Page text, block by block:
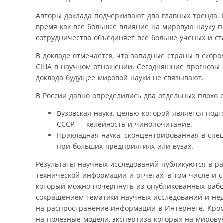
Авторы доклада подчеркивают два главных
время как все большее влияние на мировую науку
сотрудничество объединяет все больше ученых и
В докладе отмечается, что западные страны в
США в научном отношении. Сегодняшние прогнозы
доклада будущее мировой науки не связывают.
В России давно определились два отдельных
Вузовская наука, целью которой является
СССР — келейность и чинопочитание.
Прикладная наука, сконцентрированная в
при больших предприятиях или вузах.
Результаты научных исследований публикуются в
технической информации и отчетах, в том числе
который можно почерпнуть из опубликованных
сокращением тематики научных исследований и
на распространение информации в Интернете.
на полезные модели, экспертиза которых на